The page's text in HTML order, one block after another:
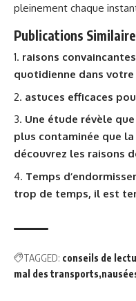
pleinement chaque
Publications
raisons
quotidienne dans votre
astuces efficaces
Une étude révèle
plus contaminée que
découvrez les raisons
Temps
trop de temps, il est
TAGGED: conseils de
mal des transports